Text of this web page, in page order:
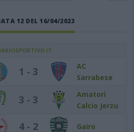
12 DEL 16/04/2023
1 - 3
AC
Sarrabese
3 - 3
Amatori
Calcio Jerzu
4 - 2 Gairo